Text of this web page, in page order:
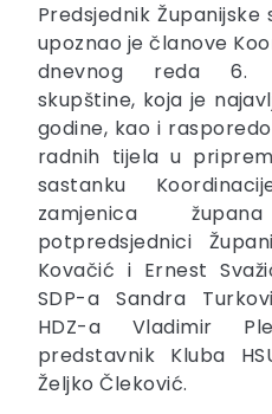
Predsjednik
upoznao je članove
dnevnog reda 6.
skupštine, koja je
godine, kao i
radnih tijela u
sastanku
zamjenica
potpredsjednici
Kovačić i Ernest
SDP-a Sandra
HDZ-a Vladimir
predstavnik Kluba
Željko Čleković.